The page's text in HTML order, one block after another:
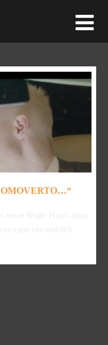
neue Single Noch dazu
case ein wirklich